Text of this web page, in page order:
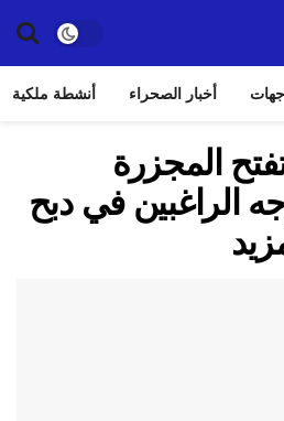
جهات أخبار الصحراء أنشطة ملكية
المجزرة
الراغبين في دبح